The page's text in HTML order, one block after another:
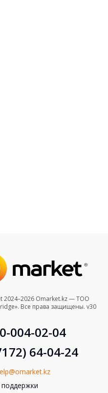
2024–2026 Omarket.kz — ТОО
Все права защищены. v30
004-02-04
64-04-24